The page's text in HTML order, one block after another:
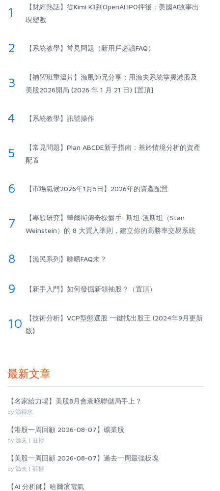
1
【財經熱話】從Kimi K3到OpenAI IPO押後：美國AI故事出
現變數
2 【系統教學】常見問題（新用戶必讀FAQ）
3
【補習班重溫片】漁風師兄分享：用漁夫系統掌握港股及
美股2026開局 (2026 年 1 月 21 日) [置頂]
4 【系統教學】訊號操作
5
【常見問題】Plan ABCDE新手指南：基於情境分析的資產
配置
6 【市場氣候2026年1月5日】2026年的資產配置
7
【專題研究】華爾街傳奇操盤手: 斯坦·溫斯坦（Stan
Weinstein）的 8 大買入準則，建立你的高勝率交易系統
8 【漁民系列】睇晒FAQ未？
9 【新手入門】如何發掘新領袖股？（置頂）
10
【技術分析】VCP型態選股 一鍵找出股王 (2024年9月更新
版)
最新文章
【名家給力場】美股8月會衰喺聯儲局手上？
by 漁得水
【港股一周回顧 2026-08-07】礦業股
by 漁夫 | 莊博
【美股一周回顧 2026-08-07】過去一周最強板塊
by 漁夫 | 莊博
【AI 分析師】哈爾濱電氣